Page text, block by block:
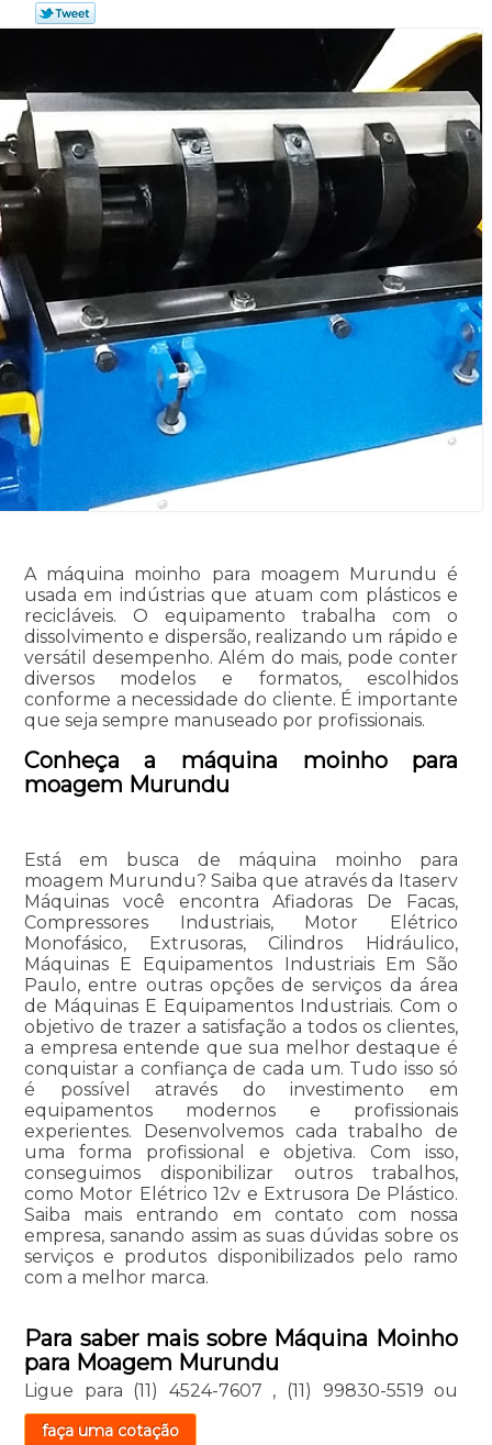
A máquina moinho para moagem Murundu é
usada em indústrias que atuam com plásticos e
recicláveis. O equipamento trabalha com o
dissolvimento e dispersão, realizando um rápido e
versátil desempenho. Além do mais, pode conter
diversos modelos e formatos, escolhidos
conforme a necessidade do cliente. É importante
que seja sempre manuseado por profissionais.
Conheça a máquina moinho para
moagem Murundu
Está em busca de máquina moinho para
moagem Murundu? Saiba que através da Itaserv
Máquinas você encontra Afiadoras De Facas,
Compressores Industriais, Motor Elétrico
Monofásico, Extrusoras, Cilindros Hidráulico,
Máquinas E Equipamentos Industriais Em São
Paulo, entre outras opções de serviços da área
de Máquinas E Equipamentos Industriais. Com o
objetivo de trazer a satisfação a todos os clientes,
a empresa entende que sua melhor destaque é
conquistar a confiança de cada um. Tudo isso só
é possível através do investimento em
equipamentos modernos e profissionais
experientes. Desenvolvemos cada trabalho de
uma forma profissional e objetiva. Com isso,
conseguimos disponibilizar outros trabalhos,
como Motor Elétrico 12v e Extrusora De Plástico.
Saiba mais entrando em contato com nossa
empresa, sanando assim as suas dúvidas sobre os
serviços e produtos disponibilizados pelo ramo
com a melhor marca.
Para saber mais sobre Máquina Moinho
para Moagem Murundu
Ligue para (11) 4524-7607 , (11) 99830-5519 ou
faça uma cotação